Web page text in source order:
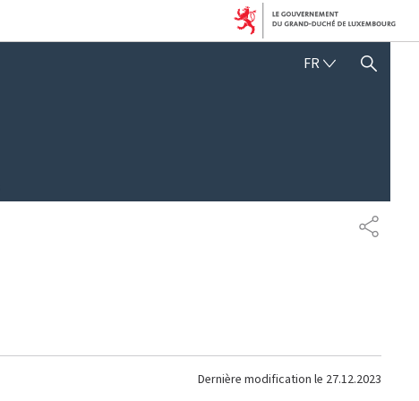
FRFRANÇAIS
AFFICHER / MASQUER
Dernière modification le 27.12.2023